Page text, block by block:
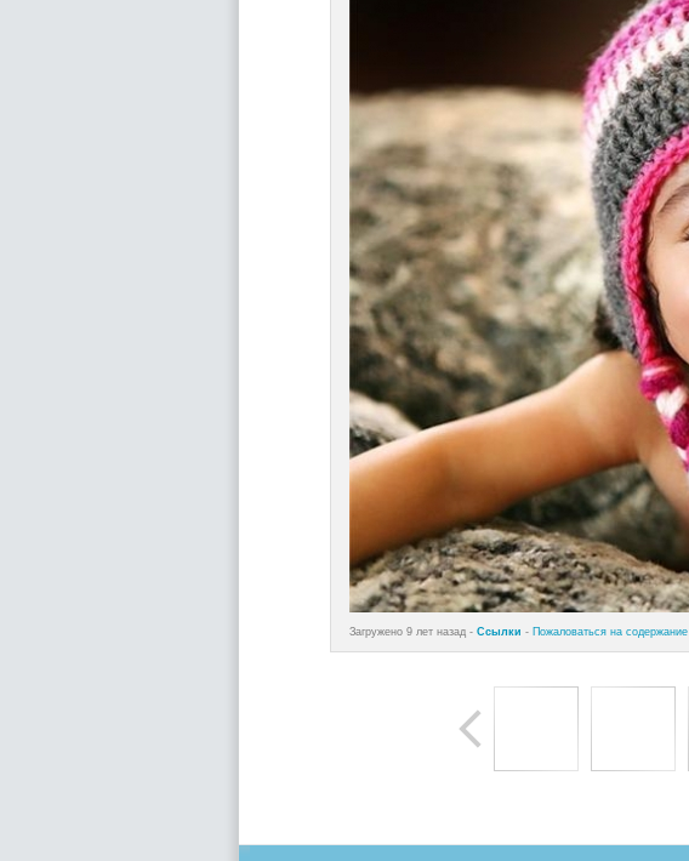
Загружено 9 лет назад - Ссылки - Пожаловаться на содержание